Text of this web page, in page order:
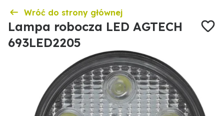
Wróć do strony głównej
Lampa robocza LED AGTECH
693LED2205